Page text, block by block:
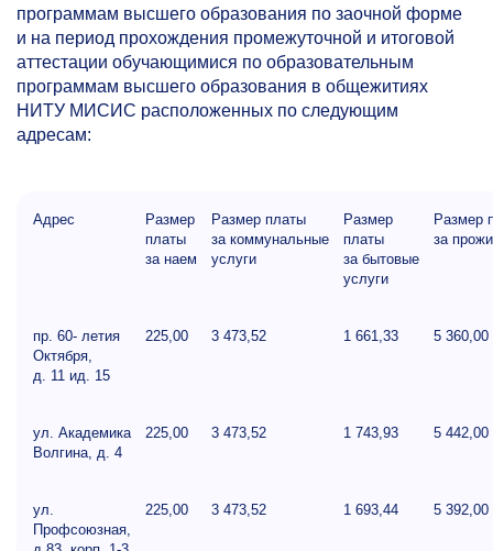
программам высшего образования по заочной форме
и на период прохождения промежуточной и итоговой
аттестации обучающимися по образовательным
программам высшего образования в общежитиях
НИТУ МИСИС расположенных по следующим
адресам:
Адрес
Размер
платы
за наем
Размер платы
за коммунальные
услуги
Размер
платы
за бытовые
услуги
Размер
за
пр. 60- летия
Октября,
д. 11 ид. 15
225,00 3 473,52 1 661,33 5 360,00
ул. Академика
Волгина, д. 4
225,00 3 473,52 1 743,93 5 442,00
ул.
Профсоюзная,
225,00 3 473,52 1 693,44 5 392,00